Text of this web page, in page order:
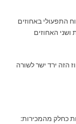
התפעולי באחוזים
ושני האחוזים
הזה ירד ישר לשורה
הוצאות תפעוליות כחלק מהמכירות: